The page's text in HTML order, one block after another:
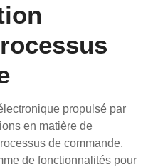
propulsé par
en matière de
de commande.
de fonctionnalités pour